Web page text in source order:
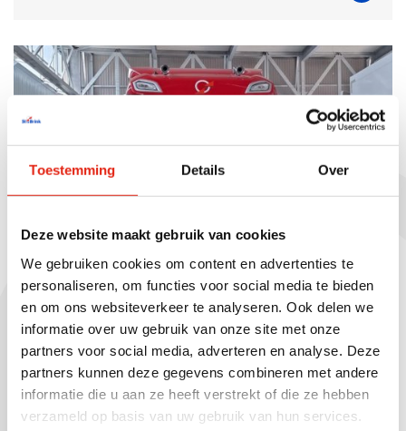
Toestemming Details Over
Deze website maakt gebruik van cookies
We gebruiken cookies om content en advertenties te
personaliseren, om functies voor social media te bieden
en om ons websiteverkeer te analyseren. Ook delen we
informatie over uw gebruik van onze site met onze
partners voor social media, adverteren en analyse. Deze
partners kunnen deze gegevens combineren met andere
informatie die u aan ze heeft verstrekt of die ze hebben
verzameld op basis van uw gebruik van hun services.
Innovatief 01.05.2026
Nieuwe DAF XD Electric voor St vd
Brink
Er heeft weer een mooie uitbreiding van het